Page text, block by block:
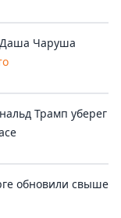
Даша Чаруша
Трамп уберег
обновили свыше